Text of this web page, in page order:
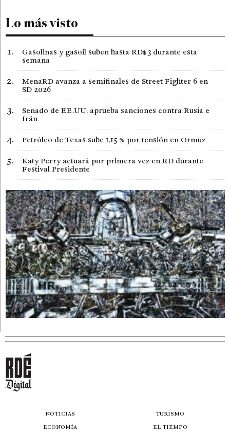
Lo más visto
Gasolinas y gasoil suben hasta RD$3 durante esta
semana
MenaRD avanza a semifinales de Street Fighter 6 en
SD 2026
Senado de EE.UU. aprueba sanciones contra Rusia e
Irán
Petróleo de Texas sube 1,15 % por tensión en Ormuz
Katy Perry actuará por primera vez en RD durante
Festival Presidente
NOTICIAS
ECONOMÍA
TURISMO
EL TIEMPO